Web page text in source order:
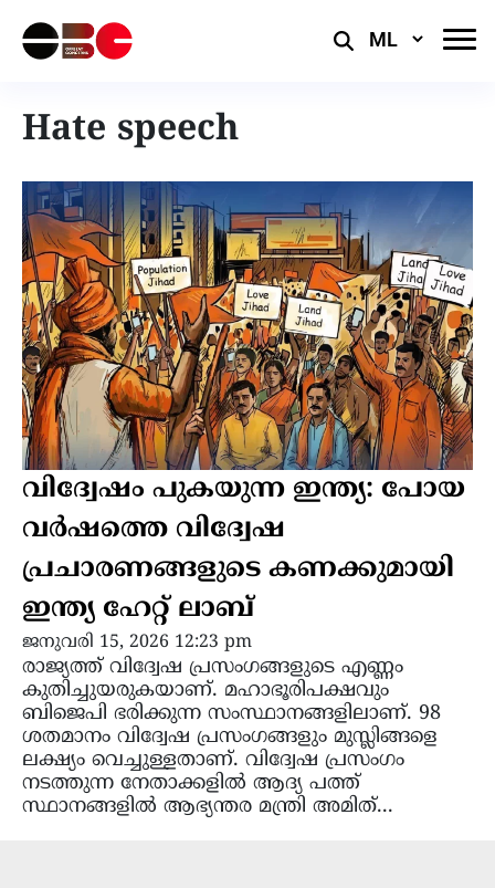
Select
Hate speech
വിദ്വേഷം പുകയുന്ന ഇന്ത്യ: പോയ
വർഷത്തെ വിദ്വേഷ
പ്രചാരണങ്ങളുടെ കണക്കുമായി
ഇന്ത്യ ഹേറ്റ് ലാബ്
ജനുവരി 15, 2026 12:23 pm
രാജ്യത്ത് വിദ്വേഷ പ്രസംഗങ്ങളുടെ എണ്ണം
കുതിച്ചുയരുകയാണ്. മഹാഭൂരിപക്ഷവും
ബിജെപി ഭരിക്കുന്ന സംസ്ഥാനങ്ങളിലാണ്. 98
ശതമാനം വിദ്വേഷ പ്രസംഗങ്ങളും മുസ്ലിങ്ങളെ
ലക്ഷ്യം വെച്ചുള്ളതാണ്. വിദ്വേഷ പ്രസംഗം
നടത്തുന്ന നേതാക്കളിൽ ആദ്യ പത്ത്
സ്ഥാനങ്ങളിൽ ആഭ്യന്തര മന്ത്രി അമിത്...